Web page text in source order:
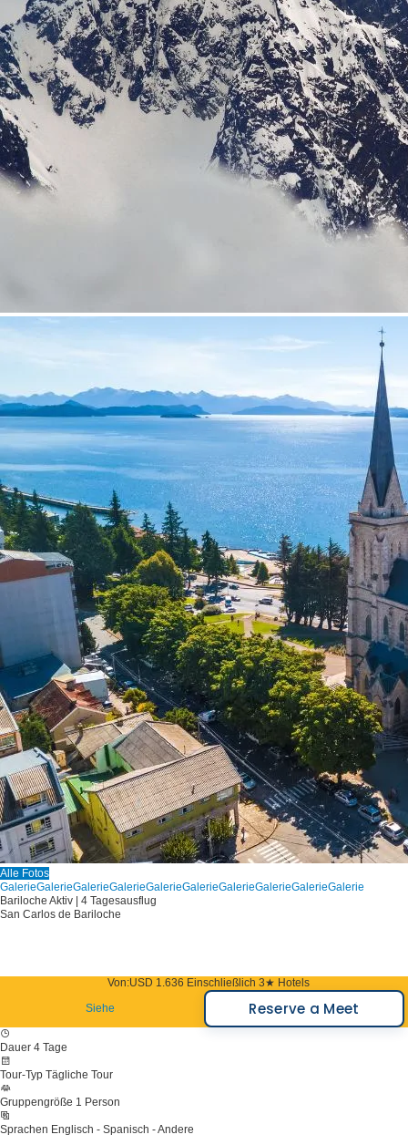
Alle Fotos
GalerieGalerieGalerieGalerieGalerieGalerieGalerieGalerieGalerieGalerie
Bariloche Aktiv | 4 Tagesausflug
San Carlos de Bariloche
Von:USD 1.636 Einschließlich 3★ Hotels
Siehe
Reserve a Meet
Dauer 4 Tage
Tour-Typ Tägliche Tour
Gruppengröße 1 Person
Sprachen Englisch - Spanisch - Andere